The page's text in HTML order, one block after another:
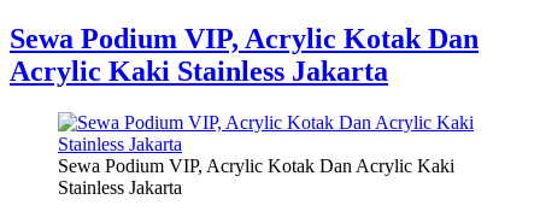
Sewa Podium VIP, Acrylic Kotak Dan
Acrylic Kaki Stainless Jakarta
Sewa Podium VIP, Acrylic Kotak Dan Acrylic Kaki
Stainless Jakarta